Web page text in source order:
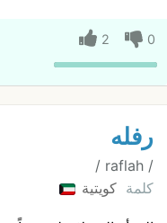
0
2
رفله
‏/ raflah /
كلمة كويتية